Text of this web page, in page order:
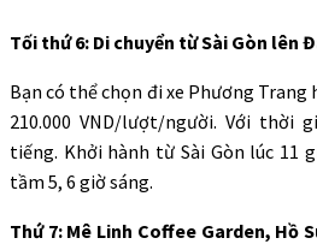
Tối thứ 6: Di chuyển từ Sài Gòn lên
Bạn có thể chọn đi xe Phương Trang
210.000 VND/lượt/người. Với thời
tiếng. Khởi hành từ Sài Gòn lúc 11
tầm 5, 6 giờ sáng.
Thứ 7: Mê Linh Coffee Garden, Hồ